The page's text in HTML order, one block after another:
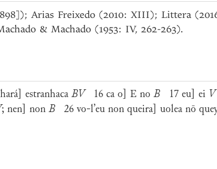
Arias Freixedo (2010: XIII); Littera
& Machado (1953: IV, 262-263).
estranhaca BV 16 ca o] E no B 17 eu] ei V
; nen] non B 26 vo-l’eu non queira] uolea nō